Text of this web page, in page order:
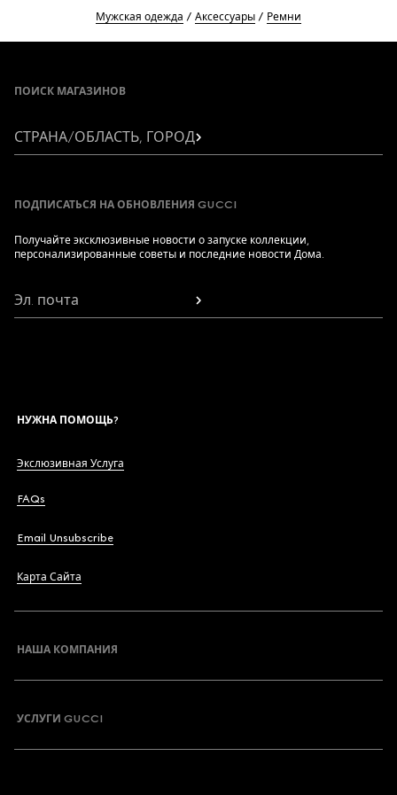
Мужская одежда Аксессуары Ремни
ПОИСК МАГАЗИНОВ
СТРАНА/ОБЛАСТЬ, ГОРОД
ПОДПИСАТЬСЯ НА ОБНОВЛЕНИЯ GUCCI
Получайте эксклюзивные новости о запуске коллекции,
персонализированные советы и последние новости Дома.
Эл. почта
НУЖНА ПОМОЩЬ?
Экслюзивная Услуга
FAQs
Email Unsubscribe
Карта Сайта
НАША КОМПАНИЯ
УСЛУГИ GUCCI